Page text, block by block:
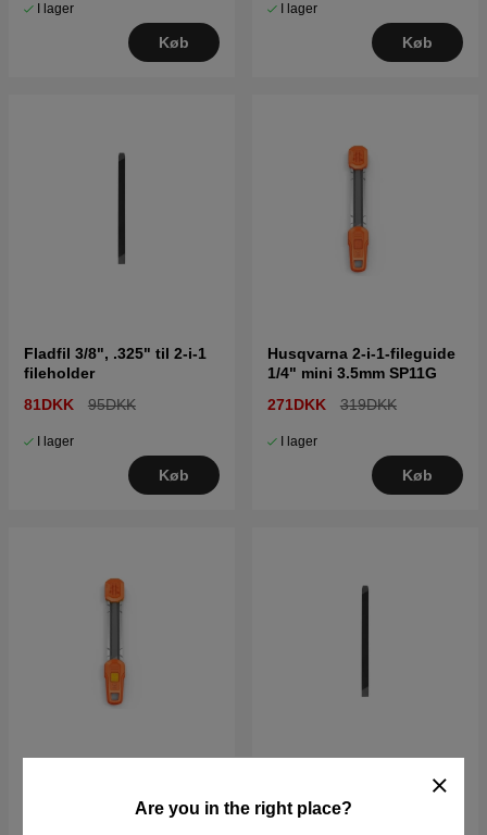
Are you in the right place?
I lager
Køb
I lager
Køb
Fladfil 3/8", .325" til 2-i-1
fileholder
81DKK
95DKK
I lager
Køb
Husqvarna 2-i-1-fileguide
1/4" mini 3.5mm SP11G
271DKK
319DKK
I lager
Køb
.325" 4.8mm S35G, C33,
Fladfil 1/4" mini til 2-i-1
fileholder